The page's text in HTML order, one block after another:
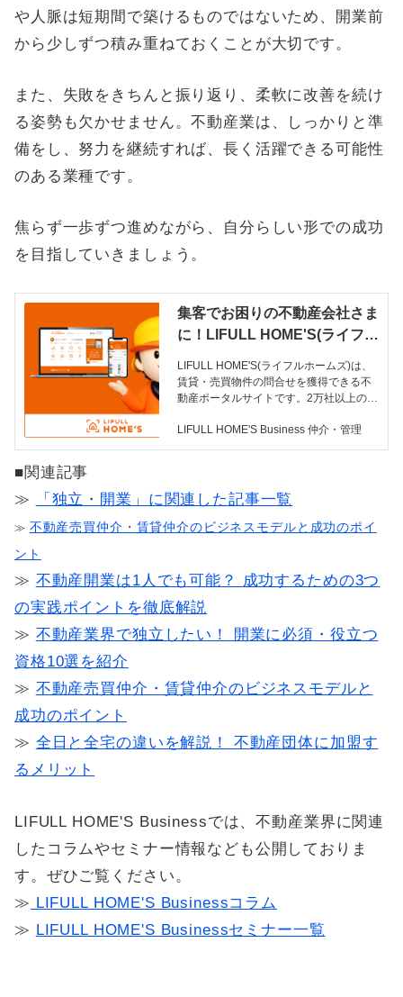
や人脈は短期間で築けるものではないため、開業前
から少しずつ積み重ねておくことが大切です。
また、失敗をきちんと振り返り、柔軟に改善を続け
る姿勢も欠かせません。不動産業は、しっかりと準
備をし、努力を継続すれば、長く活躍できる可能性
のある業種です。
焦らず一歩ずつ進めながら、自分らしい形での成功
を目指していきましょう。
集客でお困りの不動産会社さま
に！LIFULL HOME'S(ライフル
ホームズ) | LIFULL HOME'S B
usiness 仲介・管理
LIFULL HOME'S(ライフルホームズ)は、
賃貸・売買物件の問合せを獲得できる不
動産ポータルサイトです。2万社以上の不
社の営業活動をサポートいたします。こ
のページは、LIFULL HOME'S(ライフル
LIFULL HOME'S Business 仲介・管理
■関連記事
≫
「独立・開業」に関連した記事一覧
≫ 不動産売買仲介・賃貸仲介のビジネスモデルと成功のポイ
ント
≫ 不動産開業は1人でも可能？ 成功するための3つ
の実践ポイントを徹底解説
≫ 不動産業界で独立したい！ 開業に必須・役立つ
資格10選を紹介
≫ 不動産売買仲介・賃貸仲介のビジネスモデルと
成功のポイント
≫ 全日と全宅の違いを解説！ 不動産団体に加盟す
るメリット
LIFULL HOME'S Businessでは、不動産業界に関連
したコラムやセミナー情報なども公開しておりま
す。ぜひご覧ください。
≫ LIFULL HOME'S Businessコラム
≫ LIFULL HOME'S Businessセミナー一覧